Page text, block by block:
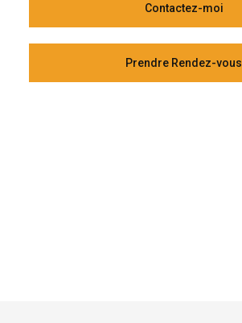
Contactez-moi
Prendre Rendez-vous